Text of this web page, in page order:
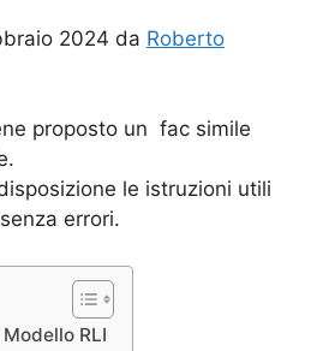
2024 da Roberto
proposto un fac simile
le istruzioni utili
errori.
RLI